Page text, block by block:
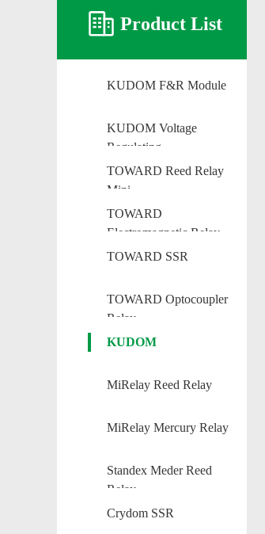
Product List
KUDOM F&R Module
KUDOM Voltage
Regulating
TOWARD Reed Relay
Mini
TOWARD
Electromagnetic Relay
TOWARD SSR
TOWARD Optocoupler
Relay
KUDOM
MiRelay Reed Relay
MiRelay Mercury Relay
Standex Meder Reed
Relay
Crydom SSR